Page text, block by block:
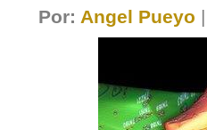
Por: Angel Pueyo |